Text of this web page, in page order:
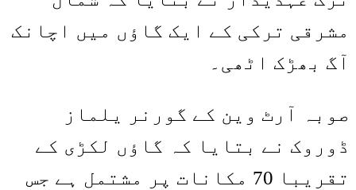
مشرقی ترکی کے ایک گاؤں میں اچانک
آگ بھڑک اٹھی۔
صوبہ آرٹ وین کے گورنر یلماز
ڈوروک نے بتایا کہ گاؤں لکڑی کے
تقریبا 70 مکانات پر مشتمل ہے جس